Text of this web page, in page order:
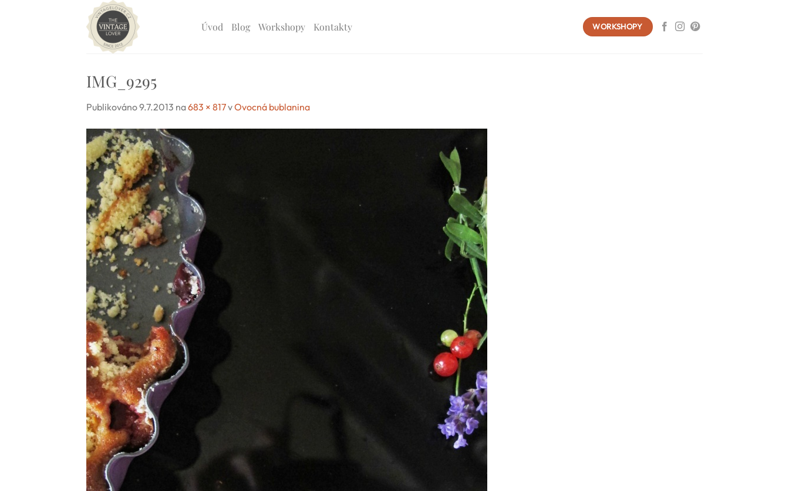
Úvod Blog Workshopy Kontakty WORKSHOPY
IMG_9295
Publikováno9.7.2013 na683 × 817vOvocná bublanina